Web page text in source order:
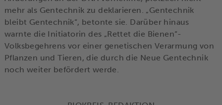
mehr als Gentechnik zu deklarieren. „Gentechnik
bleibt Gentechnik“, betonte sie. Darüber hinaus
warnte die Initiatorin des „Rettet die Bienen“-
Volksbegehrens vor einer genetischen Verarmung von
Pflanzen und Tieren, die durch die Neue Gentechnik
noch weiter befördert werde.